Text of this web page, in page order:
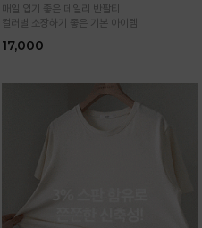
매일 입기 좋은 데일리 반팔티
컬러별 소장하기 좋은 기본 아이템
17,000